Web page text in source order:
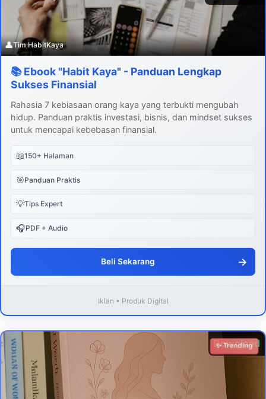
👤Tim HabitKaya
📚 Ebook "Habit Kaya" - Panduan Lengkap
Sukses Finansial
Rahasia 7 kebiasaan orang kaya yang terbukti mengubah
hidup. Panduan praktis investasi, bisnis, dan mindset sukses
untuk mencapai kebebasan finansial.
📖150+ Halaman
🎯Panduan Praktis
💡Tips Expert
🎧PDF + Audio
Beli Sekarang →
Iklan • Produk Digital
Download
✨ Trending